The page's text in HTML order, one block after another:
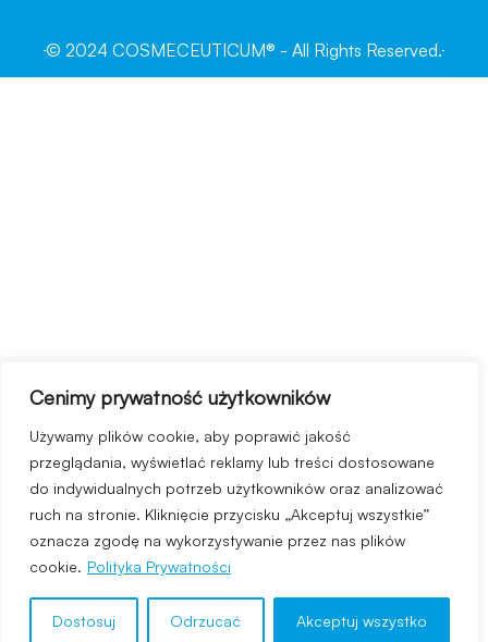
Cenimy prywatność użytkowników
Używamy plików cookie, aby poprawić jakość
przeglądania, wyświetlać reklamy lub treści dostosowane
do indywidualnych potrzeb użytkowników oraz analizować
ruch na stronie. Kliknięcie przycisku „Akceptuj wszystkie”
oznacza zgodę na wykorzystywanie przez nas plików
cookie. Polityka Prywatności
Dostosuj Odrzucać Akceptuj wszystko
© 2024 COSMECEUTICUM® - All Rights Reserved.